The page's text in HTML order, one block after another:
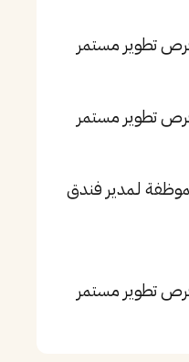
تطوير مستمر
تطوير مستمر
لـمدير فندق
تطوير مستمر